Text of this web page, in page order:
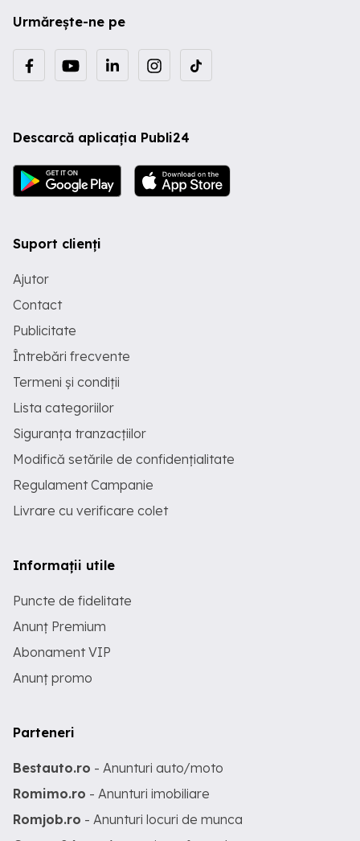
Urmărește-ne pe
Descarcă aplicația Publi24
Suport clienți
Ajutor
Contact
Publicitate
Întrebări frecvente
Termeni și condiții
Lista categoriilor
Siguranța tranzacțiilor
Modifică setările de confidențialitate
Regulament Campanie
Livrare cu verificare colet
Informații utile
Puncte de fidelitate
Anunț Premium
Abonament VIP
Anunț promo
Parteneri
Bestauto.ro - Anunturi auto/moto
Romimo.ro - Anunturi imobiliare
Romjob.ro - Anunturi locuri de munca